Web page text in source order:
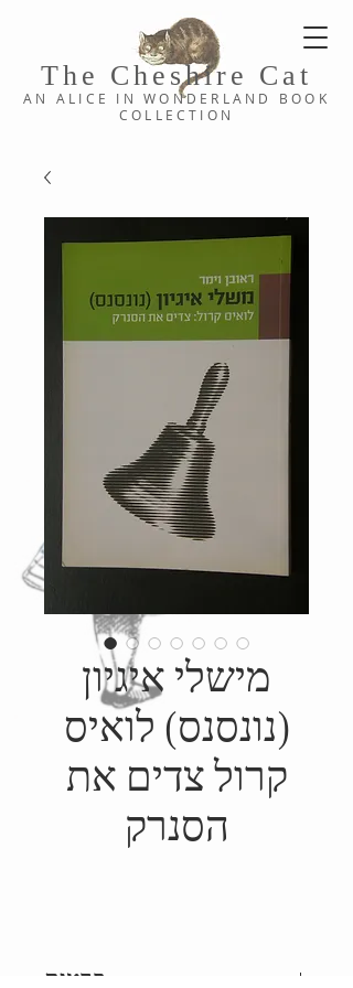
The Cheshire C at
AN ALICE IN WONDERLAND BOOK
COLLE CTION
מישלי איגיון
(נונסנס) לואיס
קרול צדים את
הסנרק
פרטים